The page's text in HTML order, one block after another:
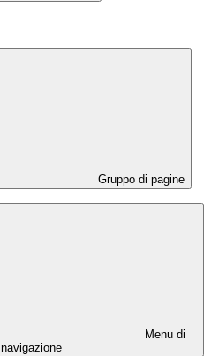
Gruppo di pagine
Menu di
navigazione